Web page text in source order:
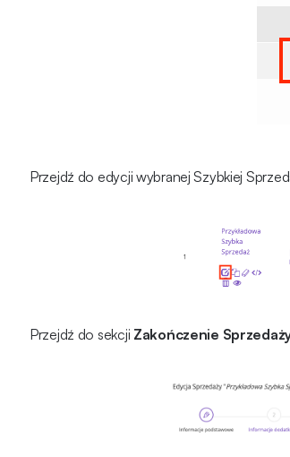
Przejdź do edycji wybranej Szybkiej
Przejdź do sekcji Zakończenie